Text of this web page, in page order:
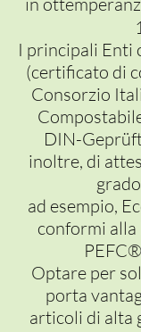
I principali Enti
(certificato di
Consorzio
DIN-
inoltre, di
ad esempio,
conformi
Optare per
porta
articoli di alta